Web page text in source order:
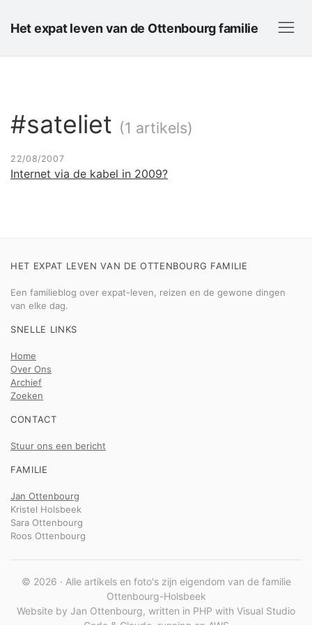
Het expat leven van de Ottenbourg familie
#sateliet (1 artikels)
22/08/2007
Internet via de kabel in 2009?
HET EXPAT LEVEN VAN DE OTTENBOURG FAMILIE
Een familieblog over expat-leven, reizen en de gewone dingen
van elke dag.
SNELLE LINKS
Home
Over Ons
Archief
Zoeken
CONTACT
Stuur ons een bericht
FAMILIE
Jan Ottenbourg
Kristel Holsbeek
Sara Ottenbourg
Roos Ottenbourg
© 2026 · Alle artikels en foto's zijn eigendom van de familie
Ottenbourg-Holsbeek
Website by Jan Ottenbourg, written in PHP with Visual Studio